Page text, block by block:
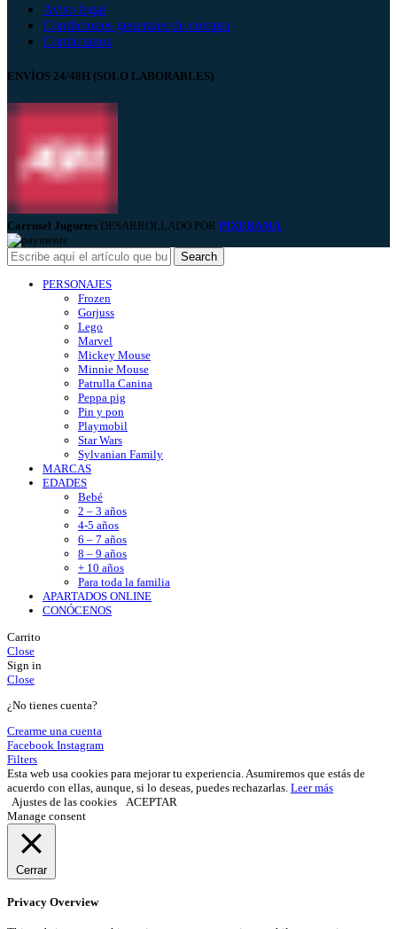
Aviso legal
Condiciones generales de compra
Contáctanos
ENVÍOS 24/48H (SOLO LABORABLES)
Carrusel Juguetes DESARROLLADO POR PIXERAMA
Search
PERSONAJES
Frozen
Gorjuss
Lego
Marvel
Mickey Mouse
Minnie Mouse
Patrulla Canina
Peppa pig
Pin y pon
Playmobil
Star Wars
Sylvanian Family
MARCAS
EDADES
Bebé
2 – 3 años
4-5 años
6 – 7 años
8 – 9 años
+ 10 años
Para toda la familia
APARTADOS ONLINE
CONÓCENOS
Carrito
Close
Sign in
Close
¿No tienes cuenta?
Crearme una cuenta
Facebook Instagram
Filters
Esta web usa cookies para mejorar tu experiencia. Asumiremos que estás de
acuerdo con ellas, aunque, si lo deseas, puedes rechazarlas. Leer más
Ajustes de las cookies
ACEPTAR
Manage consent
Cerrar
Privacy Overview